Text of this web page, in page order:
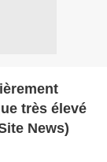
très élevé
News)